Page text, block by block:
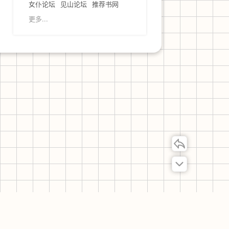
女仆论坛
见山论坛
推荐书网
更多...